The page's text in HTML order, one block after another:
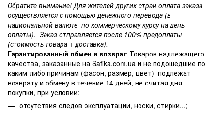
Обратите внимание! Для жителей других стран оплата заказа
осуществляется с помощью денежного перевода (в
национальной валюте по коммерческому курсу на день
оплаты). Заказ отправляется после 100% предоплаты
(стоимость товара + доставка).
Гарантированный обмен и возврат Товаров надлежащего
качества, заказанные на Safika.com.ua и не подошедшие по
каким-либо причинам (фасон, размер, цвет), подлежат
возврату и обмену в течение 14 дней, не считая дня
покупки, при условии:
отсутствия следов эксплуатации, носки, стирки...;